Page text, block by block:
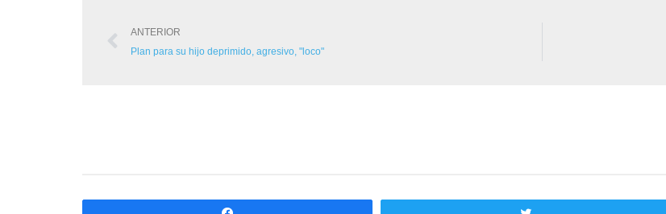
ANTERIOR
Plan para su hijo deprimido, agresivo, "loco"